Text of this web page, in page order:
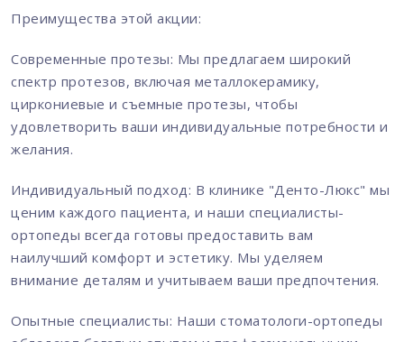
Преимущества этой акции:
Современные протезы: Мы предлагаем широкий
спектр протезов, включая металлокерамику,
циркониевые и съемные протезы, чтобы
удовлетворить ваши индивидуальные потребности и
желания.
Индивидуальный подход: В клинике "Денто-Люкс" мы
ценим каждого пациента, и наши специалисты-
ортопеды всегда готовы предоставить вам
наилучший комфорт и эстетику. Мы уделяем
внимание деталям и учитываем ваши предпочтения.
Опытные специалисты: Наши стоматологи-ортопеды